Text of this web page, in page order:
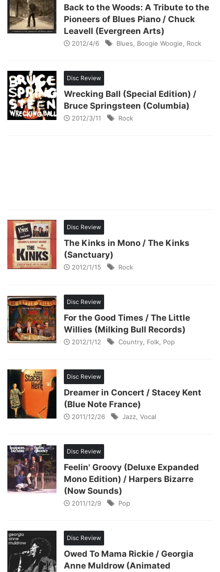
Back to the Woods: A Tribute to the
Pioneers of Blues Piano / Chuck
Leavell (Evergreen Arts)
2012/4/6 Blues Boogie Woogie Rock
Disc Review
Wrecking Ball (Special Edition) /
Bruce Springsteen (Columbia)
2012/3/11 Rock
Disc Review
The Kinks in Mono / The Kinks
(Sanctuary)
2012/1/15 Rock
Disc Review
For the Good Times / The Little
Willies (Milking Bull Records)
2012/1/12 Country Folk Pop
Disc Review
Dreamer in Concert / Stacey Kent
(Blue Note France)
2011/12/26 Jazz Vocal
Disc Review
Feelin' Groovy (Deluxe Expanded
Mono Edition) / Harpers Bizarre
(Now Sounds)
2011/12/9 Pop
Disc Review
Owed To Mama Rickie / Georgia
Anne Muldrow (Animated